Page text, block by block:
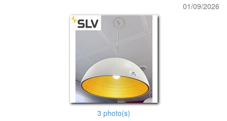
01/09/2026
3 photo(s)